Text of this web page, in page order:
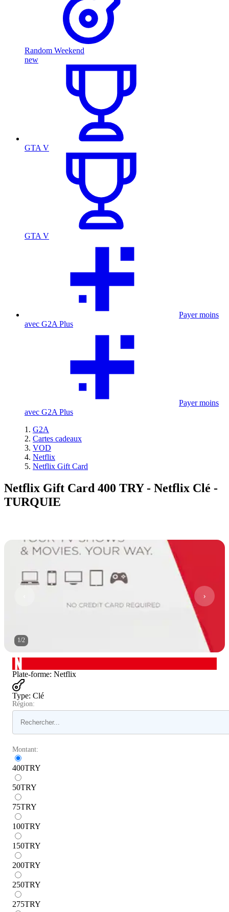
Random Weekend
new
GTA V
GTA V
Payer moins
avec G2A Plus
Payer moins
avec G2A Plus
G2A
Cartes cadeaux
VOD
Netflix
Netflix Gift Card
Netflix Gift Card 400 TRY - Netflix Clé -
TURQUIE
1/2
Plate-forme: Netflix
Type: Clé
Région:
Montant:
400TRY
50TRY
75TRY
100TRY
150TRY
200TRY
250TRY
275TRY